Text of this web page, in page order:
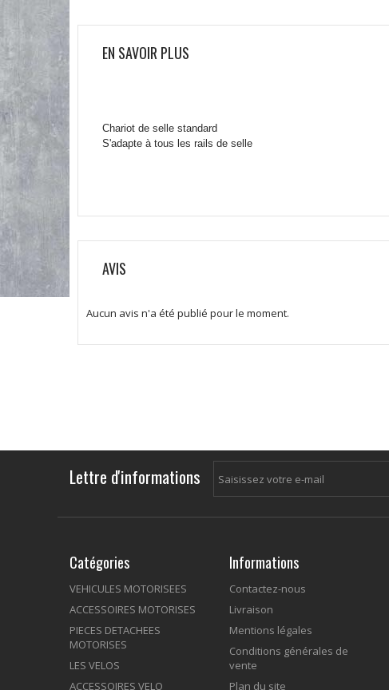
EN SAVOIR PLUS
Chariot de selle standard
S'adapte à tous les rails de selle
AVIS
Aucun avis n'a été publié pour le moment.
Lettre d'informations
Catégories
VEHICULES MOTORISEES
ACCESSOIRES MOTORISES
PIECES DETACHEES
MOTORISES
LES VELOS
ACCESSOIRES VELO
Informations
Contactez-nous
Livraison
Mentions légales
Conditions générales de
vente
Plan du site